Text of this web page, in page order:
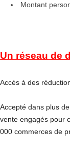
Montant
Un réseau de
Accès à des
Accepté dans plus
vente engagés pour
000 commerces de